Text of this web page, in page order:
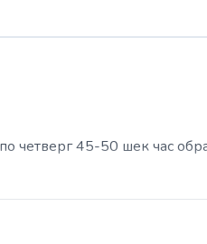
четверг 45-50 шек час